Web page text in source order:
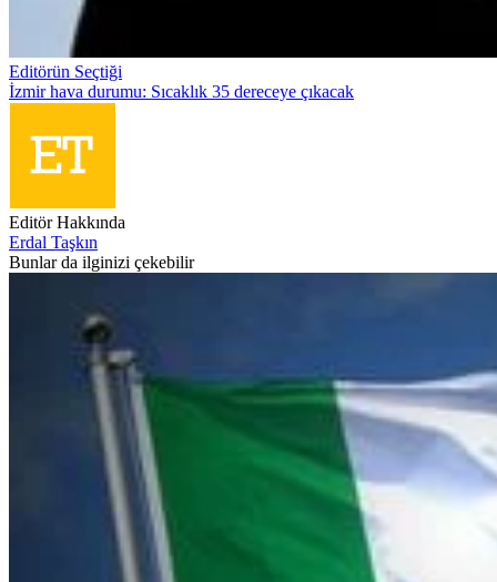
Editörün Seçtiği
İzmir hava durumu: Sıcaklık 35 dereceye çıkacak
Editör Hakkında
Erdal Taşkın
Bunlar da ilginizi çekebilir